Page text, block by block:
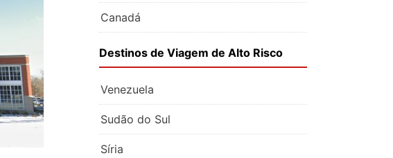
Canadá
Destinos de Viagem de Alto Risco
Venezuela
Sudão do Sul
Síria